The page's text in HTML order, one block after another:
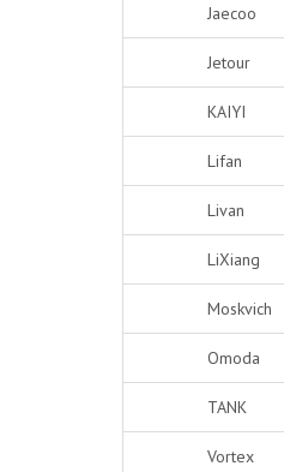
Jaecoo
Jetour
KAIYI
Lifan
Livan
LiXiang
Moskvich
Omoda
TANK
Vortex